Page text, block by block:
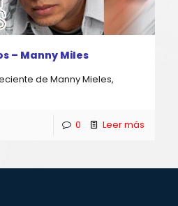
– Manny Miles
de Manny Mieles,
0 Leer más